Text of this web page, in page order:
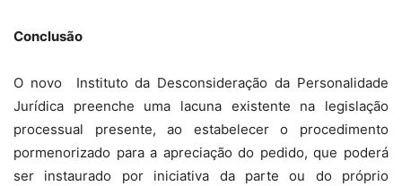
Conclusão
O novo Instituto da Desconsideração da Personalidade
Jurídica preenche uma lacuna existente na legislação
processual presente, ao estabelecer o procedimento
pormenorizado para a apreciação do pedido, que poderá
ser instaurado por iniciativa da parte ou do próprio